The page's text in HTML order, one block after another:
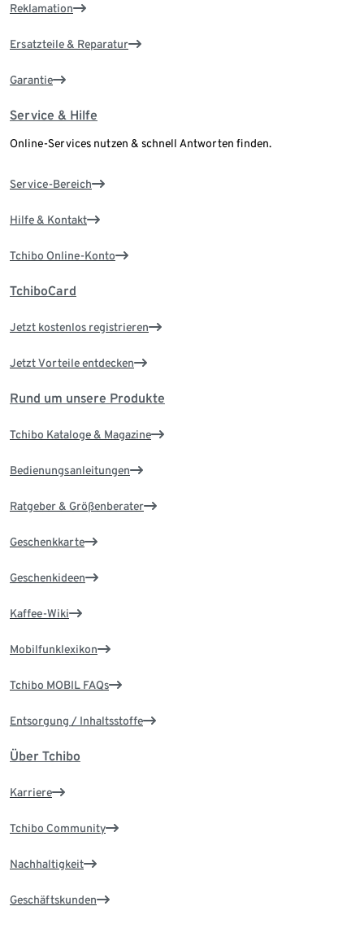
Reklamation
Ersatzteile & Reparatur
Garantie
Service & Hilfe
Online-Services nutzen & schnell Antworten finden.
Service-Bereich
Hilfe & Kontakt
Tchibo Online-Konto
TchiboCard
Jetzt kostenlos registrieren
Jetzt Vorteile entdecken
Rund um unsere Produkte
Tchibo Kataloge & Magazine
Bedienungsanleitungen
Ratgeber & Größenberater
Geschenkkarte
Geschenkideen
Kaffee-Wiki
Mobilfunklexikon
Tchibo MOBIL FAQs
Entsorgung / Inhaltsstoffe
Über Tchibo
Karriere
Tchibo Community
Nachhaltigkeit
Geschäftskunden